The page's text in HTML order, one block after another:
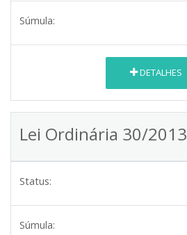
Súmula:
DETALHES
Lei Ordinária 30/2013
Status:
Súmula: